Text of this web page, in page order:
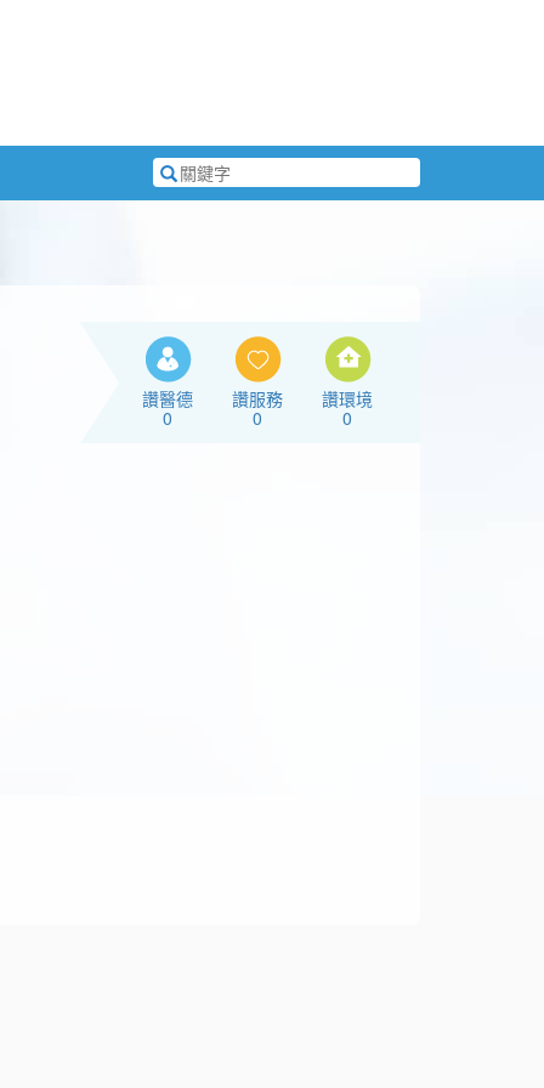
搜
尋
讚醫德
0
讚服務
0
讚環境
0